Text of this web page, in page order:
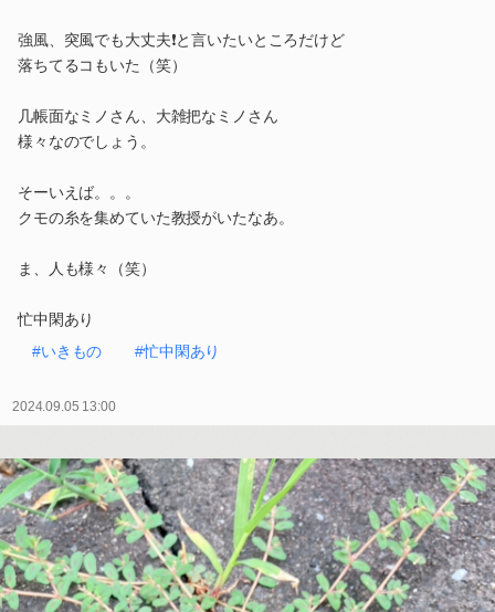
強風、突風でも大丈夫❗️と言いたいところだけど
落ちてるコもいた（笑）
几帳面なミノさん、大雑把なミノさん
様々なのでしょう。
そーいえば。。。
クモの糸を集めていた教授がいたなあ。
ま、人も様々（笑）
忙中閑あり
#いきもの
#忙中閑あり
2024.09.05 13:00